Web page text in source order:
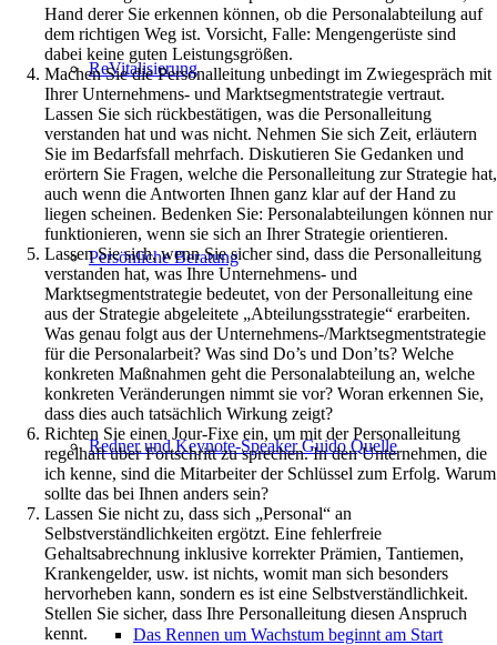
ReVitalisierung
Persönliche Beratung
Redner und Keynote-Speaker Guido Quelle
Das Rennen um Wachstum beginnt am Start
Hand derer Sie erkennen können, ob die Personalabteilung auf
dem richtigen Weg ist. Vorsicht, Falle: Mengengerüste sind
dabei keine guten Leistungsgrößen.
Machen Sie die Personalleitung unbedingt im Zwiegespräch mit
Ihrer Unternehmens- und Marktsegmentstrategie vertraut.
Lassen Sie sich rückbestätigen, was die Personalleitung
verstanden hat und was nicht. Nehmen Sie sich Zeit, erläutern
Sie im Bedarfsfall mehrfach. Diskutieren Sie Gedanken und
erörtern Sie Fragen, welche die Personalleitung zur Strategie hat,
auch wenn die Antworten Ihnen ganz klar auf der Hand zu
liegen scheinen. Bedenken Sie: Personalabteilungen können nur
funktionieren, wenn sie sich an Ihrer Strategie orientieren.
Lassen Sie sich, wenn Sie sicher sind, dass die Personalleitung
verstanden hat, was Ihre Unternehmens- und
Marktsegmentstrategie bedeutet, von der Personalleitung eine
aus der Strategie abgeleitete „Abteilungsstrategie“ erarbeiten.
Was genau folgt aus der Unternehmens-/Marktsegmentstrategie
für die Personalarbeit? Was sind Do’s und Don’ts? Welche
konkreten Maßnahmen geht die Personalabteilung an, welche
konkreten Veränderungen nimmt sie vor? Woran erkennen Sie,
dass dies auch tatsächlich Wirkung zeigt?
Richten Sie einen Jour-Fixe ein, um mit der Personalleitung
regelhaft über Fortschritt zu sprechen. In den Unternehmen, die
ich kenne, sind die Mitarbeiter der Schlüssel zum Erfolg. Warum
sollte das bei Ihnen anders sein?
Lassen Sie nicht zu, dass sich „Personal“ an
Selbstverständlichkeiten ergötzt. Eine fehlerfreie
Gehaltsabrechnung inklusive korrekter Prämien, Tantiemen,
Krankengelder, usw. ist nichts, womit man sich besonders
hervorheben kann, sondern es ist eine Selbstverständlichkeit.
Stellen Sie sicher, dass Ihre Personalleitung diesen Anspruch
kennt.